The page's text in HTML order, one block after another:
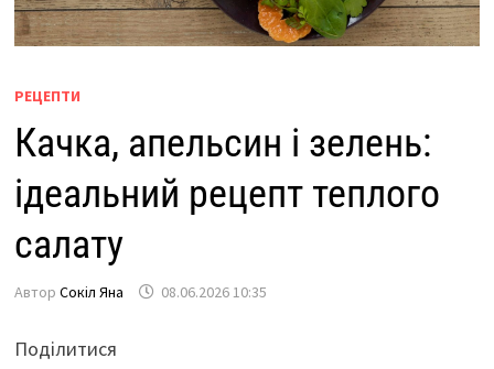
РЕЦЕПТИ
Качка, апельсин і зелень:
ідеальний рецепт теплого
салату
Автор Сокіл Яна 08.06.2026 10:35
Поділитися